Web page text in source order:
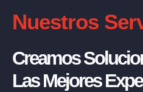
Nuestros
Creamos
Las Mejores